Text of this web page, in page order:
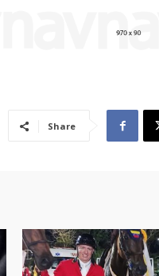
Share